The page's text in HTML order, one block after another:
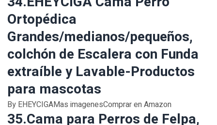
Ortopédica
Grandes/medianos/pequeños,
colchón de Escalera con Funda
extraíble y Lavable-Productos
para mascotas
By EHEYCIGAMas imagenesComprar en Amazon
35.Cama para Perros de Felpa,